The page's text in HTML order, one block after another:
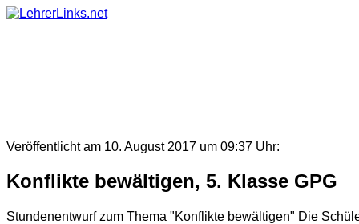
Skip
Veröffentlicht am 10. August 2017 um 09:37 Uhr:
Konflikte bewältigen, 5. Klasse GPG
Stundenentwurf zum Thema "Konflikte bewältigen" Die